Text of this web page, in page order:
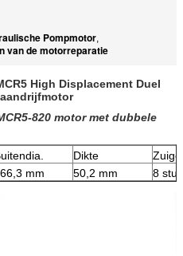
Pompmotor,
van de motorreparatie
High Displacement Duel
820 motor met dubbele
Dikte
mm 50,2 mm 8